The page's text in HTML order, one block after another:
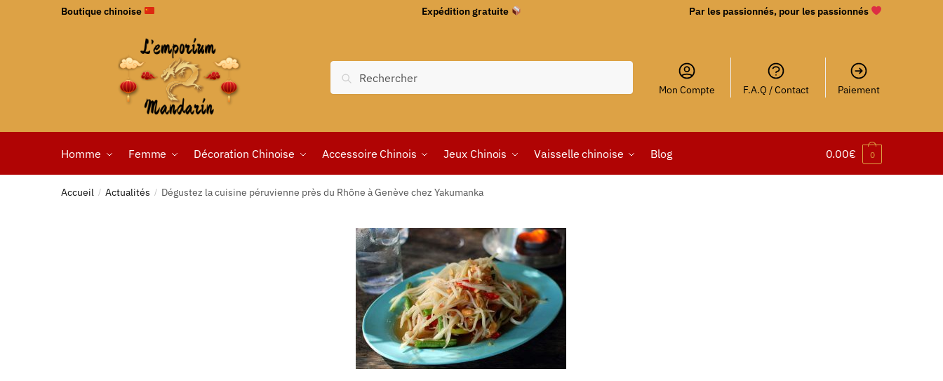
Boutique chinoise Expédition gratuite Par les passionnés, pour les passionnés
Recherche
Mon Compte F.A.Q / Contact Paiement
Homme Femme Décoration Chinoise Accessoire Chinois Jeux Chinois Vaisselle chinoise Blog 0.00€ 0
Accueil / Actualités / Dégustez la cuisine péruvienne près du Rhône à Genève chez Yakumanka